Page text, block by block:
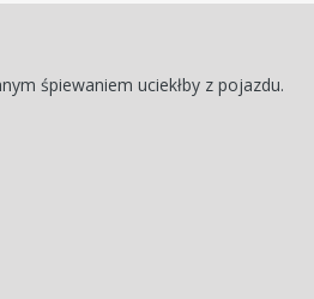
śpiewaniem uciekłby z pojazdu.